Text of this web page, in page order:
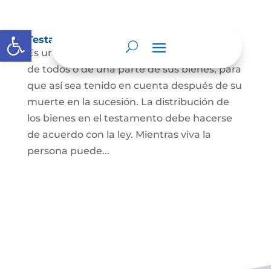
Abrir barra de herramientas
Testamento
Es un acto por el cual una persona dispone
de todos o de una parte de sus bienes, para
que así sea tenido en cuenta después de su
muerte en la sucesión. La distribución de
los bienes en el testamento debe hacerse
de acuerdo con la ley. Mientras viva la
persona puede...